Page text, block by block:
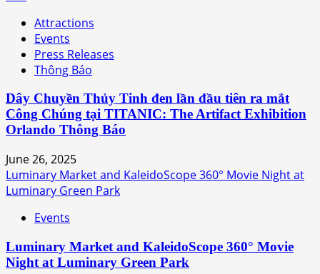
Attractions
Events
Press Releases
Thông Báo
Dây Chuyền Thủy Tinh đen lần đầu tiên ra mắt
Công Chúng tại TITANIC: The Artifact Exhibition
Orlando Thông Báo
June 26, 2025
Luminary Market and KaleidoScope 360° Movie Night at
Luminary Green Park
Events
Luminary Market and KaleidoScope 360° Movie
Night at Luminary Green Park